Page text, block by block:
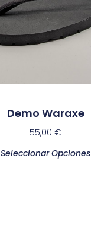
Demo Waraxe
55,00 €
Seleccionar Opciones